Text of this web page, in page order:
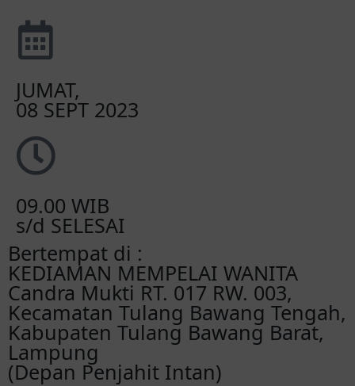
JUMAT,
08 SEPT 2023
09.00 WIB
s/d SELESAI
Bertempat di :
KEDIAMAN MEMPELAI WANITA
Candra Mukti RT. 017 RW. 003,
Kecamatan Tulang Bawang Tengah,
Kabupaten Tulang Bawang Barat,
Lampung
(Depan Penjahit Intan)